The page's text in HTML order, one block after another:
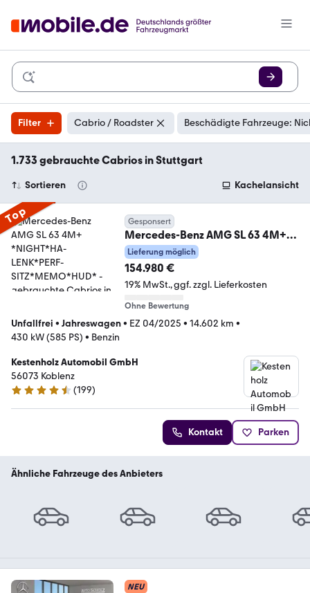
Filter Cabrio / Roadster Beschädigte Fahrzeuge:
1.733 gebrauchte Cabrios in Stuttgart
Sortieren Kachelansicht
Top Gesponsert
Mercedes-Benz AMG SL 63 4M+
*NIGHT*HA-LENK*PERF-
SITZ*MEMO*HUD*
Lieferung möglich
154.980 €
19% MwSt. ggf. zzgl. Lieferkosten
Ohne Bewertung
Unfallfrei • Jahreswagen• EZ 04/2025 • 14.602 km •
430 kW (585 PS) • Benzin
Kestenholz Automobil GmbH
56073 Koblenz
4.7 Sterne
(199)
Kontakt Parken
Ähnliche Fahrzeuge des Anbieters
NEU